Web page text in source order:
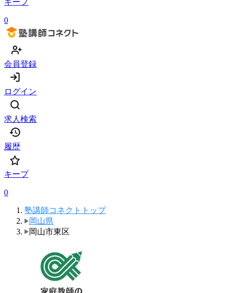
キープ
0
会員登録
ログイン
求人検索
履歴
キープ
0
塾講師コネクトトップ
岡山県
岡山市東区